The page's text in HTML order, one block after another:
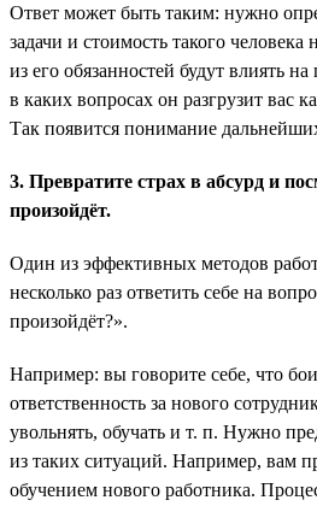
Ответ может быть таким: нужно
задачи и стоимость такого
из его обязанностей будут влиять
в каких вопросах он разгрузит вас
Так появится понимание
3. Превратите страх в абсурд и
произойдёт.
Один из эффективных методов
несколько раз ответить себе на
произойдёт?».
Например: вы говорите себе, что
ответственность за нового
увольнять, обучать и т. п. Нужно
из таких ситуаций. Например, вам
обучением нового работника.